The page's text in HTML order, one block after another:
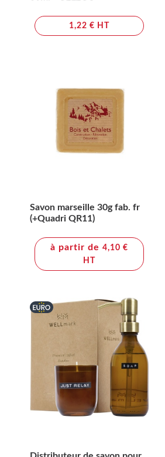
1,22 € HT
Savon marseille 30g fab. fr
(+Quadri QR11)
à partir de4,10 €
HT